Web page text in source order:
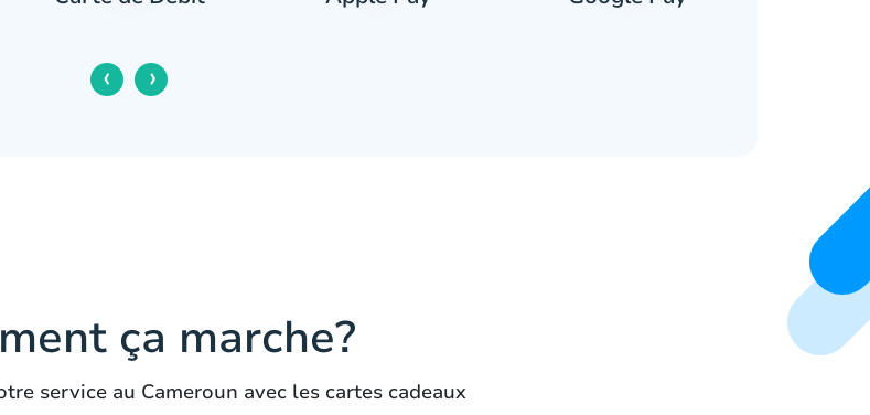
‹ ›
ça marche?
service au Cameroun avec les cartes cadeaux